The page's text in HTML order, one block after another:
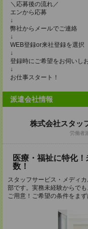
＼応募後の流れ／
エンから応募
↓
弊社からメールでご連絡
↓
WEB登録or来社登録を選択
↓
登録時にご希望をお伺いし
↓
お仕事スタート！
派遣会社情報
株式会社スタッ
労働者
医療・福祉に特化
数！
スタッフサービス・メディ
部です。実務未経験からで
ご用意！ご希望の条件をまず